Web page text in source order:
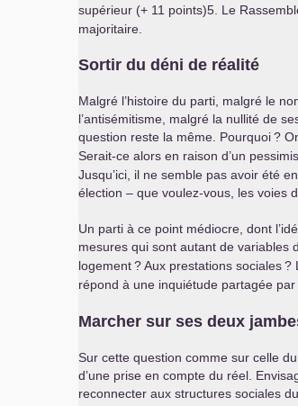
supérieur (+ 11 points)5. Le
majoritaire.
Sortir du déni de réalité
Malgré l’histoire du parti, malgré le
l’antisémitisme, malgré la nullité de
question reste la même. Pourquoi?
Serait-ce alors en raison d’un
Jusqu’ici, il ne semble pas avoir été
élection – que voulez-vous, les voies
Un parti à ce point médiocre, dont
mesures qui sont autant de variables
logement? Aux prestations sociales?
répond à une inquiétude partagée par
Marcher sur ses deux
Sur cette question comme sur celle
d’une prise en compte du réel.
reconnecter aux structures sociales